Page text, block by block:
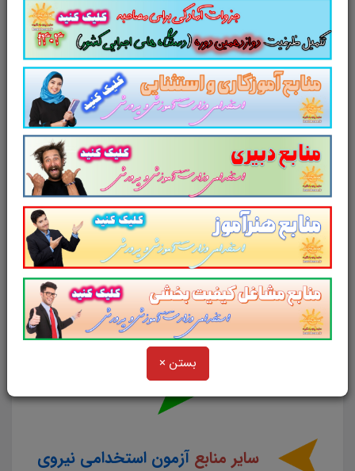
بستن ×
لینک دانلود
جزوهمنابع عمومی آزمون
استخدامی نیروی انسانی بانکملت
تستمنابع عمومی آزمون
استخدامی نیروی انسانی بانک ملت
تست تفکر تحلیلی سیستمی
(منابع اختصاصی استخدامی بانک ملت)
سایر منابع آزمون استخدامی نیروی